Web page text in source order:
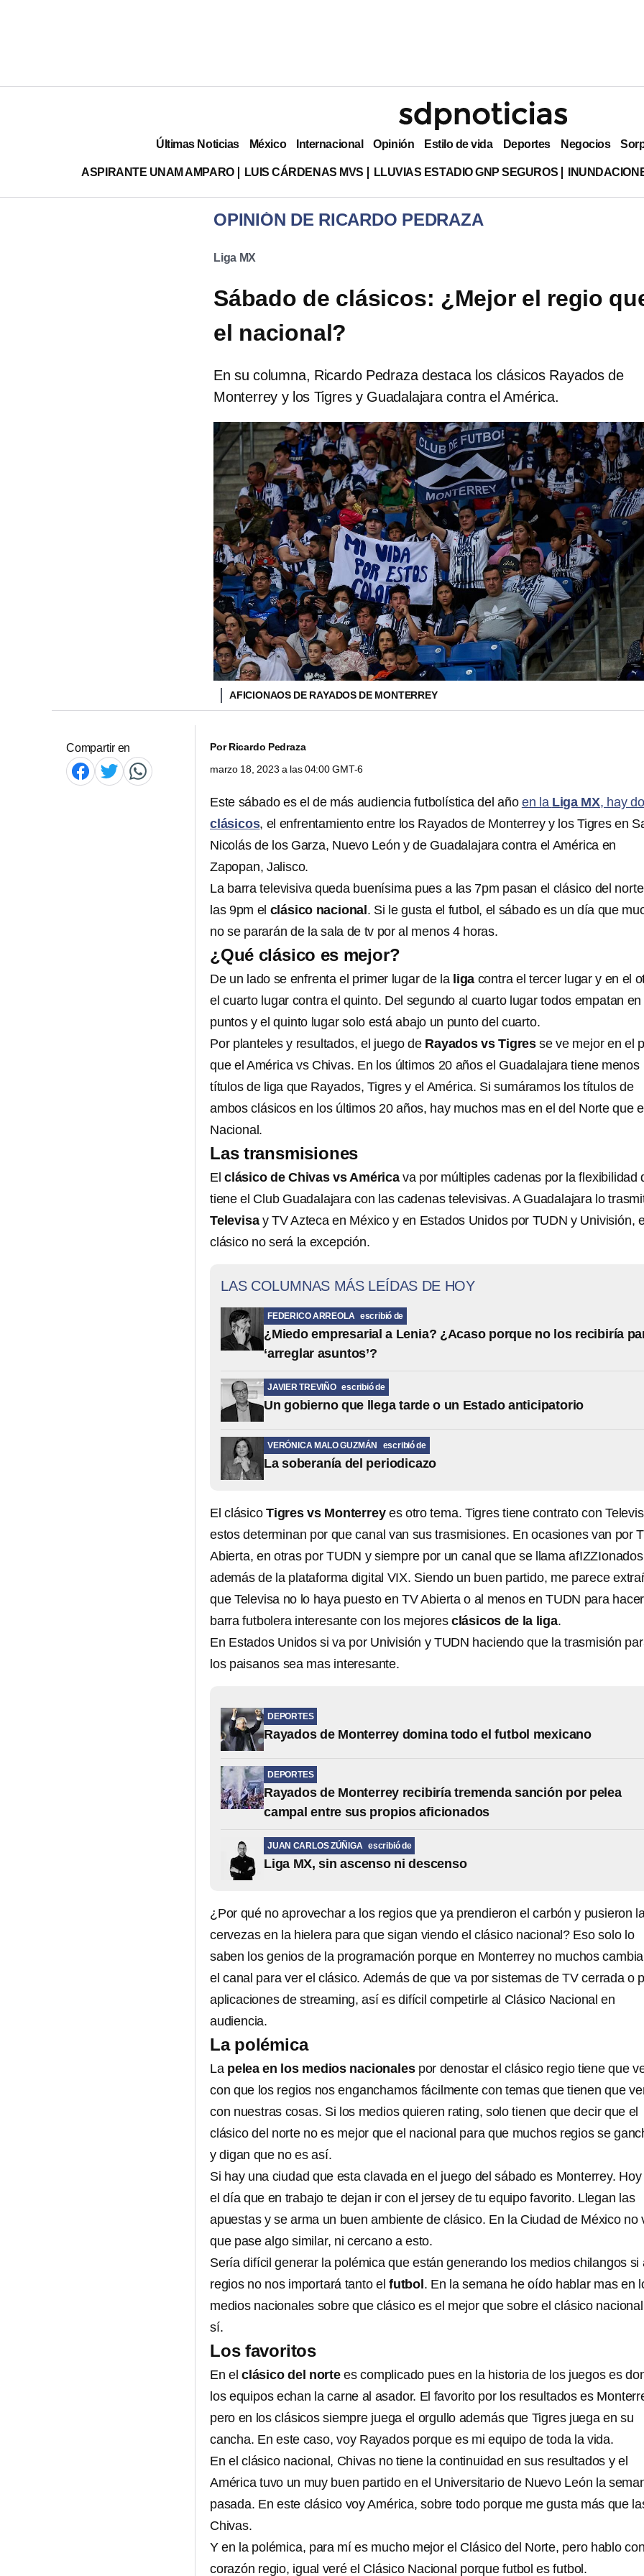
Últimas Noticias México Internacional Opinión Estilo de vida Deportes Negocios
ASPIRANTE UNAM AMPARO LUIS CÁRDENAS MVS LLUVIAS ESTADIO GNP SEGUROS
OPINIÓN DE RICARDO PEDRAZA
Liga MX
Sábado de clásicos: ¿Mejor el regio
el nacional?
En su columna, Ricardo Pedraza destaca los clásicos Rayados de
Monterrey y los Tigres y Guadalajara contra el América.
AFICIONAOS DE RAYADOS DE MONTERREY
Compartir en PorRicardo Pedraza
marzo 18, 2023 a las 04:00 GMT-6
Este sábado es el de más audiencia futbolística del año en la Liga MX, hay
clásicos, el enfrentamiento entre los Rayados de Monterrey y los Tigres en
Nicolás de los Garza, Nuevo León y de Guadalajara contra el América en
Zapopan, Jalisco.
La barra televisiva queda buenísima pues a las 7pm pasan el clásico del
las 9pm el clásico nacional . Si le gusta el futbol, el sábado es un día que
no se pararán de la sala de tv por al menos 4 horas.
¿Qué clásico es mejor?
De un lado se enfrenta el primer lugar de la liga contra el tercer lugar y en el
el cuarto lugar contra el quinto. Del segundo al cuarto lugar todos empatan en
puntos y el quinto lugar solo está abajo un punto del cuarto.
Por planteles y resultados, el juego de Rayados vs Tigres se ve mejor en el
que el América vs Chivas. En los últimos 20 años el Guadalajara tiene menos
títulos de liga que Rayados, Tigres y el América. Si sumáramos los títulos de
ambos clásicos en los últimos 20 años, hay muchos mas en el del Norte que el
Nacional.
Las transmisiones
El clásico de Chivas vs Américava por múltiples cadenas por la flexibilidad
tiene el Club Guadalajara con las cadenas televisivas. A Guadalajara lo
Televisay TV Azteca en México y en Estados Unidos por TUDN y Univisión,
clásico no será la excepción.
LAS COLUMNAS MÁS LEÍDAS DE HOY
FEDERICO ARREOLA escribió de
¿Miedo empresarial a Lenia? ¿Acaso porque no los recibiría
‘arreglar asuntos’?
JAVIER TREVIÑO escribió de
Un gobierno que llega tarde o un Estado anticipatorio
VERÓNICA MALO GUZMÁN escribió de
La soberanía del periodicazo
El clásico Tigres vs Monterreyes otro tema. Tigres tiene contrato con
estos determinan por que canal van sus trasmisiones. En ocasiones van por
Abierta, en otras por TUDN y siempre por un canal que se llama afIZZIonados
además de la plataforma digital VIX. Siendo un buen partido, me parece
que Televisa no lo haya puesto en TV Abierta o al menos en TUDN para
barra futbolera interesante con los mejores clásicos de la liga.
En Estados Unidos si va por Univisión y TUDN haciendo que la trasmisión
los paisanos sea mas interesante.
DEPORTES
Rayados de Monterrey domina todo el futbol mexicano
DEPORTES
Rayados de Monterrey recibiría tremenda sanción por pelea
campal entre sus propios aficionados
JUAN CARLOS ZÚÑIGA escribió de
Liga MX, sin ascenso ni descenso
¿Por qué no aprovechar a los regios que ya prendieron el carbón y pusieron
cervezas en la hielera para que sigan viendo el clásico nacional? Eso solo lo
saben los genios de la programación porque en Monterrey no muchos
el canal para ver el clásico. Además de que va por sistemas de TV cerrada o
aplicaciones de streaming, así es difícil competirle al Clásico Nacional en
audiencia.
La polémica
La pelea en los medios nacionalespor denostar el clásico regio tiene que
con que los regios nos enganchamos fácilmente con temas que tienen que
con nuestras cosas. Si los medios quieren rating, solo tienen que decir que el
clásico del norte no es mejor que el nacional para que muchos regios se
y digan que no es así.
Si hay una ciudad que esta clavada en el juego del sábado es Monterrey. Hoy
el día que en trabajo te dejan ir con el jersey de tu equipo favorito. Llegan las
apuestas y se arma un buen ambiente de clásico. En la Ciudad de México no
que pase algo similar, ni cercano a esto.
Sería difícil generar la polémica que están generando los medios chilangos si
regios no nos importará tanto elfutbol . En la semana he oído hablar mas en
medios nacionales sobre que clásico es el mejor que sobre el clásico
sí.
Los favoritos
En el clásico del nortees complicado pues en la historia de los juegos es
los equipos echan la carne al asador. El favorito por los resultados es
pero en los clásicos siempre juega el orgullo además que Tigres juega en su
cancha. En este caso, voy Rayados porque es mi equipo de toda la vida.
En el clásico nacional, Chivas no tiene la continuidad en sus resultados y el
América tuvo un muy buen partido en el Universitario de Nuevo León la
pasada. En este clásico voy América, sobre todo porque me gusta más que
Chivas.
Y en la polémica, para mí es mucho mejor el Clásico del Norte, pero hablo
corazón regio, igual veré el Clásico Nacional porque futbol es futbol.